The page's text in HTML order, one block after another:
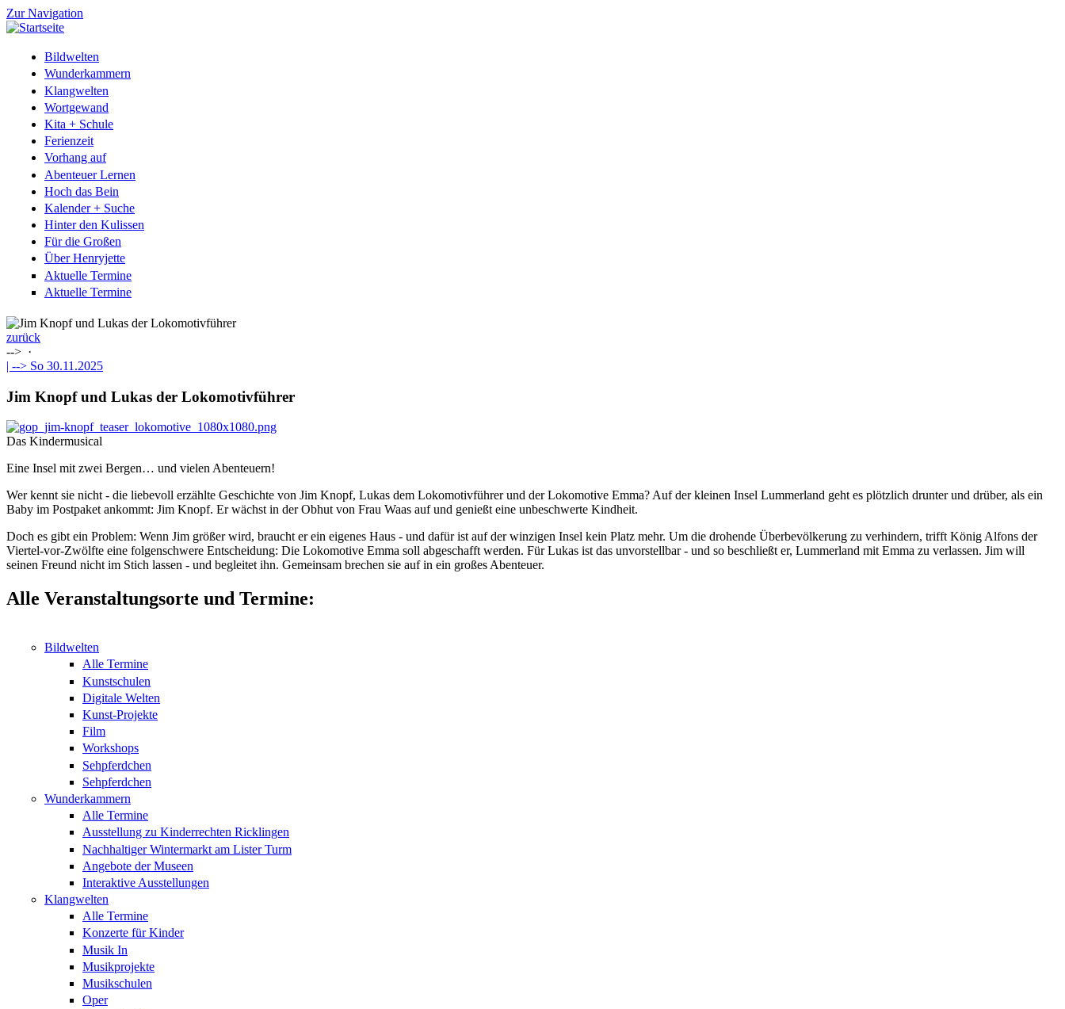
Zur Navigation
Bildwelten
Wunderkammern
Klangwelten
Wortgewand
Kita + Schule
Ferienzeit
Vorhang auf
Abenteuer Lernen
Hoch das Bein
Kalender + Suche
Hinter den Kulissen
Für die Großen
Über Henryjette
Aktuelle Termine
Aktuelle Termine
zurück
--> ·
| --> So 30.11.2025
Jim Knopf und Lukas der Lokomotivführer
Das Kindermusical
Eine Insel mit zwei Bergen… und vielen Abenteuern!
Wer kennt sie nicht - die liebevoll erzählte Geschichte von Jim Knopf, Lukas dem Lokomotivführer und der Lokomotive Emma? Auf der kleinen Insel Lummerland geht es plötzlich drunter und drüber, als ein
Baby im Postpaket ankommt: Jim Knopf. Er wächst in der Obhut von Frau Waas auf und genießt eine unbeschwerte Kindheit.
Doch es gibt ein Problem: Wenn Jim größer wird, braucht er ein eigenes Haus - und dafür ist auf der winzigen Insel kein Platz mehr. Um die drohende Überbevölkerung zu verhindern, trifft König Alfons der
Viertel-vor-Zwölfte eine folgenschwere Entscheidung: Die Lokomotive Emma soll abgeschafft werden. Für Lukas ist das unvorstellbar - und so beschließt er, Lummerland mit Emma zu verlassen. Jim will
seinen Freund nicht im Stich lassen - und begleitet ihn. Gemeinsam brechen sie auf in ein großes Abenteuer.
Alle Veranstaltungsorte und Termine:
Bildwelten
Alle Termine
Kunstschulen
Digitale Welten
Kunst-Projekte
Film
Workshops
Sehpferdchen
Sehpferdchen
Wunderkammern
Alle Termine
Ausstellung zu Kinderrechten Ricklingen
Nachhaltiger Wintermarkt am Lister Turm
Angebote der Museen
Interaktive Ausstellungen
Klangwelten
Alle Termine
Konzerte für Kinder
Musik In
Musikprojekte
Musikschulen
Oper